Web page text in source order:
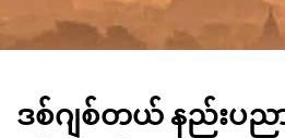
ဒစ်ဂျစ်တယ် နည်းပညာ